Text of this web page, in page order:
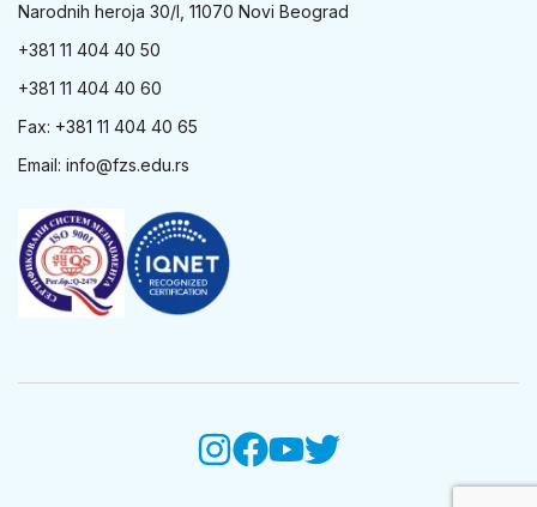
Narodnih heroja 30/I, 11070 Novi Beograd
+381 11 404 40 50
+381 11 404 40 60
Fax: +381 11 404 40 65
Email: info@fzs.edu.rs